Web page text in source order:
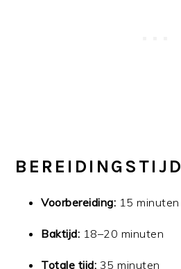
BEREIDINGSTIJD
Voorbereiding: 15 minuten
Baktijd: 18–20 minuten
Totale tijd: 35 minuten